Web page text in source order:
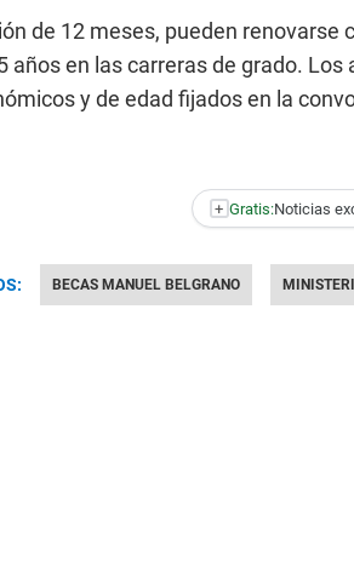
de 12 meses, pueden
años en las carreras de grado.
y de edad fijados en la
+ Gratis:Noticias
BECAS MANUEL BELGRANO